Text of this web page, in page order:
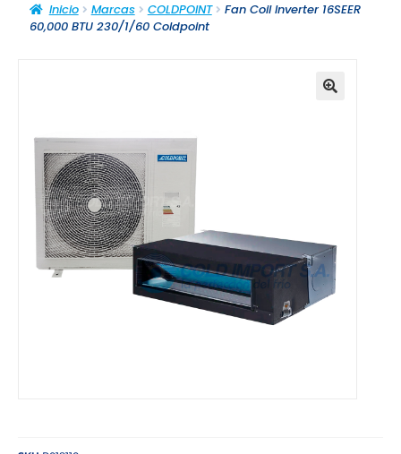
Inicio Marcas COLDPOINT
Fan Coil Inverter 16SEER
60,000 BTU 230/1/60 Coldpoint